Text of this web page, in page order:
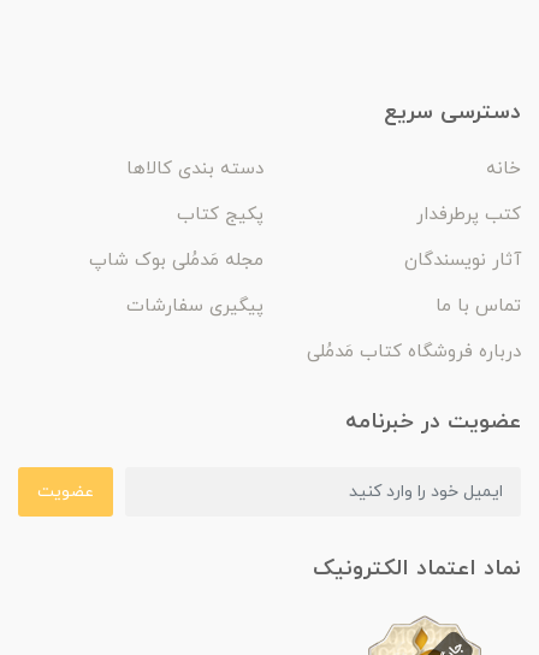
دسترسی سریع
خانه
دسته بندی کالاها
کتب پرطرفدار
پکیج کتاب
آثار نویسندگان
مجله مَدمُلی بوک شاپ
تماس با ما
پیگیری سفارشات
درباره فروشگاه کتاب مَدمُلی
عضویت در خبرنامه
عضویت
نماد اعتماد الکترونیک